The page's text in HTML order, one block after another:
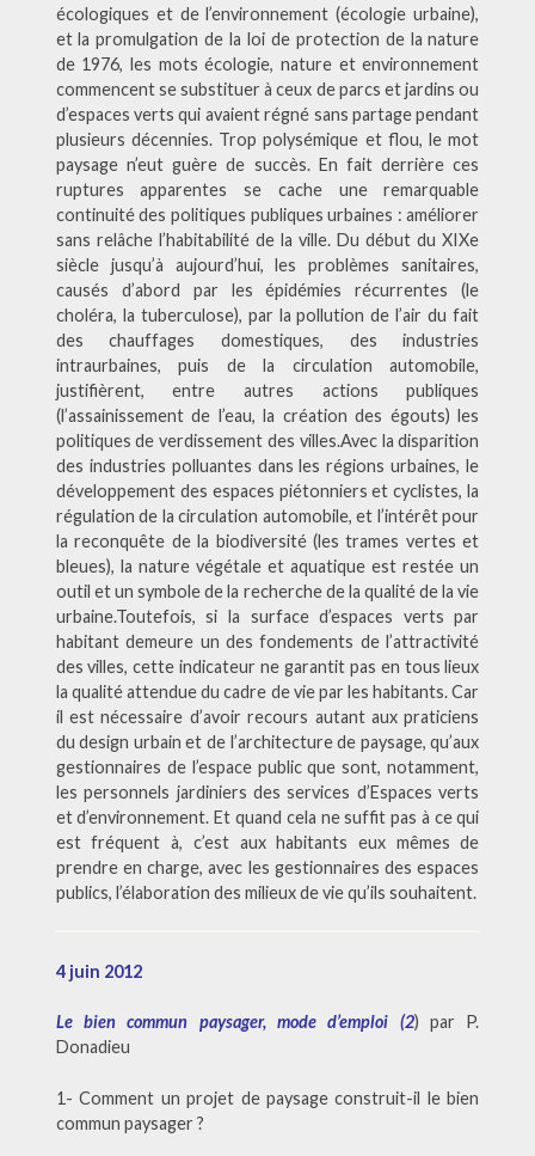
écologiques et de l’environnement (écologie urbaine),
et la promulgation de la loi de protection de la nature
de 1976, les mots écologie, nature et environnement
commencent se substituer à ceux de parcs et jardins ou
d’espaces verts qui avaient régné sans partage pendant
plusieurs décennies. Trop polysémique et flou, le mot
paysage n’eut guère de succès. En fait derrière ces
ruptures apparentes se cache une remarquable
continuité des politiques publiques urbaines : améliorer
sans relâche l’habitabilité de la ville. Du début du XIXe
siècle jusqu’à aujourd’hui, les problèmes sanitaires,
causés d’abord par les épidémies récurrentes (le
choléra, la tuberculose), par la pollution de l’air du fait
des chauffages domestiques, des industries
intraurbaines, puis de la circulation automobile,
justifièrent, entre autres actions publiques
(l’assainissement de l’eau, la création des égouts) les
politiques de verdissement des villes.Avec la disparition
des industries polluantes dans les régions urbaines, le
développement des espaces piétonniers et cyclistes, la
régulation de la circulation automobile, et l’intérêt pour
la reconquête de la biodiversité (les trames vertes et
bleues), la nature végétale et aquatique est restée un
outil et un symbole de la recherche de la qualité de la vie
urbaine.Toutefois, si la surface d’espaces verts par
habitant demeure un des fondements de l’attractivité
des villes, cette indicateur ne garantit pas en tous lieux
la qualité attendue du cadre de vie par les habitants. Car
il est nécessaire d’avoir recours autant aux praticiens
du design urbain et de l’architecture de paysage, qu’aux
gestionnaires de l’espace public que sont, notamment,
les personnels jardiniers des services d’Espaces verts
et d’environnement. Et quand cela ne suffit pas à ce qui
est fréquent à, c’est aux habitants eux mêmes de
prendre en charge, avec les gestionnaires des espaces
publics, l’élaboration des milieux de vie qu’ils souhaitent.
4 juin 2012
Le bien commun paysager, mode d’emploi (2) par P.
Donadieu
1- Comment un projet de paysage construit-il le bien
commun paysager ?